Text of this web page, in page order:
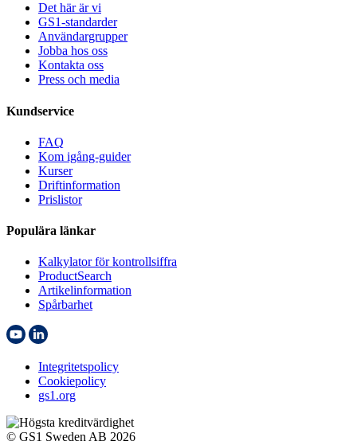
Det här är vi
GS1-standarder
Användargrupper
Jobba hos oss
Kontakta oss
Press och media
Kundservice
FAQ
Kom igång-guider
Kurser
Driftinformation
Prislistor
Populära länkar
Kalkylator för kontrollsiffra
ProductSearch
Artikelinformation
Spårbarhet
Integritetspolicy
Cookiepolicy
gs1.org
© GS1 Sweden AB 2026